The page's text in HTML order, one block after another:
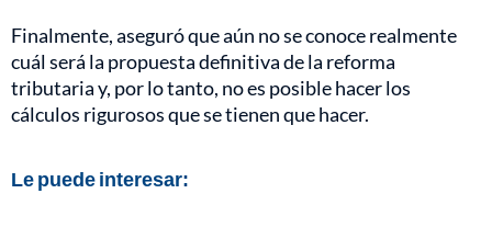
Finalmente, aseguró que aún no se conoce realmente
cuál será la propuesta definitiva de la reforma
tributaria y, por lo tanto, no es posible hacer los
cálculos rigurosos que se tienen que hacer.
Le puede interesar: